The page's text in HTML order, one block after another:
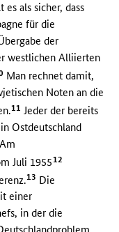
als sicher, dass
für die
der
westlichen Alliierten
Man rechnet damit,
Noten an die
11 Jeder der bereits
Ostdeutschland
Juli 195512
13 Die
einer
in der die